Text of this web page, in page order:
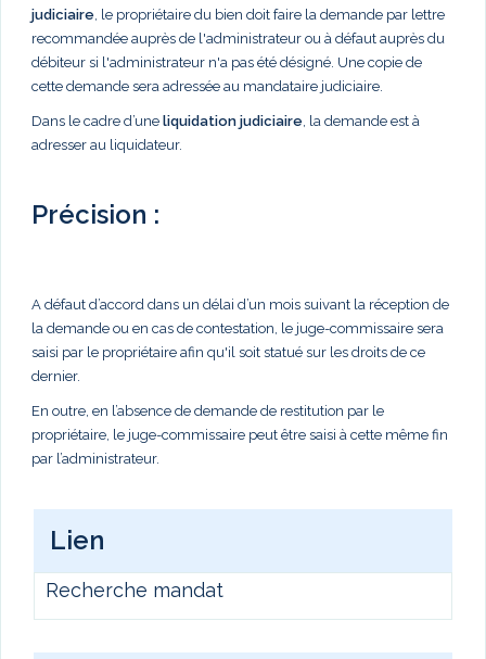
judiciaire , le propriétaire du bien doit faire la demande par lettre
recommandée auprès de l'administrateur ou à défaut auprès du
débiteur si l'administrateur n'a pas été désigné. Une copie de
cette demande sera adressée au mandataire judiciaire.
Dans le cadre d’une liquidation judiciaire , la demande est à
adresser au liquidateur.
Précision :
A défaut d’accord dans un délai d’un mois suivant la réception de
la demande ou en cas de contestation, le juge-commissaire sera
saisi par le propriétaire afin qu'il soit statué sur les droits de ce
dernier.
En outre, en l’absence de demande de restitution par le
propriétaire, le juge-commissaire peut être saisi à cette même fin
par l’administrateur.
Lien
Recherche mandat